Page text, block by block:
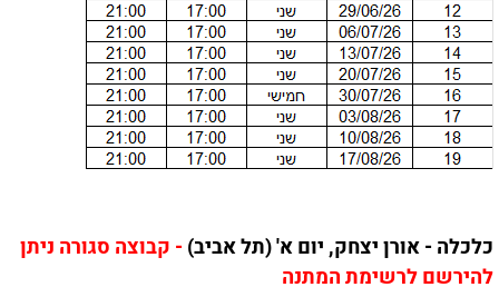
כלכלה - אורן יצחק, יום א' (תל אביב)- קבוצה סגורה ניתן
להירשם לרשימת המתנה